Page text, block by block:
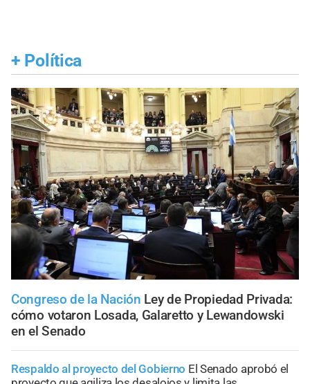
+ Política
Congreso de la Nación Ley de Propiedad Privada:
cómo votaron Losada, Galaretto y Lewandowski
en el Senado
Respaldo al proyecto del Gobierno El Senado aprobó el